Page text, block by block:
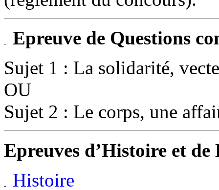
Epreuve de Questions
Sujet 1 : La solidarité,
OU
Sujet 2 : Le corps, une
Epreuves d’Histoire et
Histoire